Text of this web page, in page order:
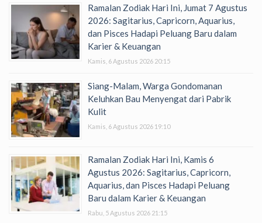
Ramalan Zodiak Hari Ini, Jumat 7 Agustus
2026: Sagitarius, Capricorn, Aquarius,
dan Pisces Hadapi Peluang Baru dalam
Karier & Keuangan
Kamis, 6 Agustus 2026 20:15
Siang-Malam, Warga Gondomanan
Keluhkan Bau Menyengat dari Pabrik
Kulit
Kamis, 6 Agustus 2026 19:10
Ramalan Zodiak Hari Ini, Kamis 6
Agustus 2026: Sagitarius, Capricorn,
Aquarius, dan Pisces Hadapi Peluang
Baru dalam Karier & Keuangan
Rabu, 5 Agustus 2026 21:15